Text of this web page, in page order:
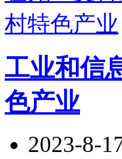
工业和信
色产业
2023-8-